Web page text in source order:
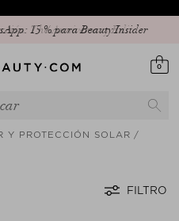
15 % para Beauty Insider
0
Y PROTECCIÓN SOLAR
FILTRO